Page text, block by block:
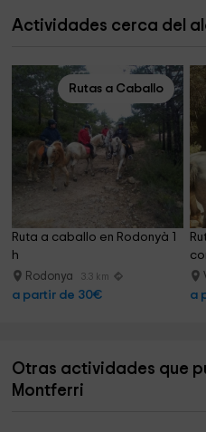
Actividades cerca del
Rutas a Caballo
Ruta a caballo en Rodonyà 1
h
Rodonya 3.3 km
a partir de 30€ a
Otras actividades que
Montferri